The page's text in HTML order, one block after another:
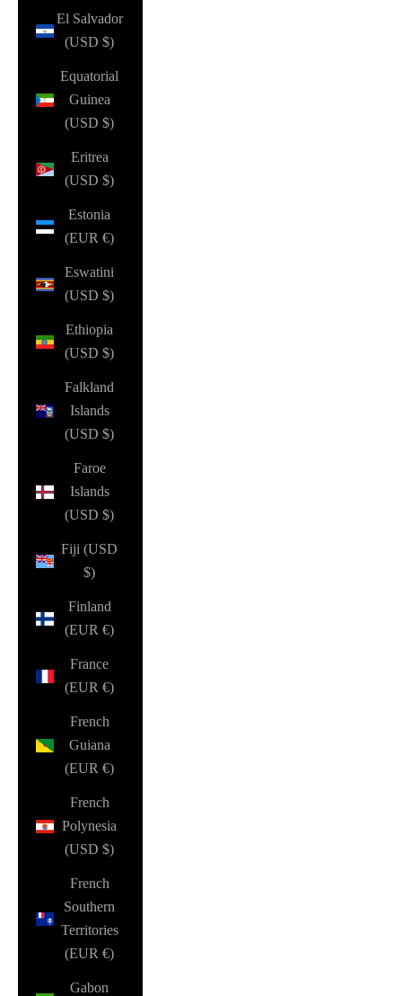
El Salvador
(USD $)
Equatorial
Guinea
(USD $)
Eritrea
(USD $)
Estonia
(EUR €)
Eswatini
(USD $)
Ethiopia
(USD $)
Falkland
Islands
(USD $)
Faroe
Islands
(USD $)
Fiji (USD
$)
Finland
(EUR €)
France
(EUR €)
French
Guiana
(EUR €)
French
Polynesia
(USD $)
French
Southern
Territories
(EUR €)
Gabon